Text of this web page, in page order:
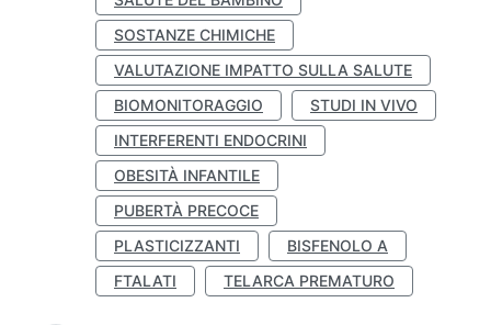
SOSTANZE CHIMICHE
VALUTAZIONE IMPATTO SULLA SALUTE
BIOMONITORAGGIO
STUDI IN VIVO
INTERFERENTI ENDOCRINI
OBESITÀ INFANTILE
PUBERTÀ PRECOCE
PLASTICIZZANTI
BISFENOLO A
FTALATI
TELARCA PREMATURO